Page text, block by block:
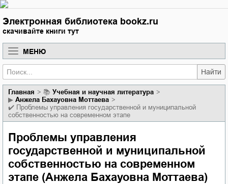
Электронная библиотека bookz.ru
скачивайте книги тут
МЕНЮ
Найти
Главная 📚
учебная и научная литература
▶ Анжела Бахауовна Моттаева
✔️ Проблемы управления государственной и муниципальной
собственностью на современном этапе
Проблемы управления
государственной и муниципальной
собственностью на современном
этапе (Анжела Бахауовна Моттаева)